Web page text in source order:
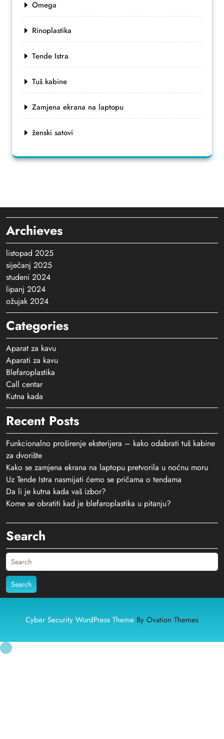
Omega
Rinoplastika
Tende Istra
Tuš kabine
Zamjena ekrana na laptopu
ženski satovi
Archieves
listopad 2025
siječanj 2025
studeni 2024
lipanj 2024
ožujak 2024
Categories
Aparat za kavu
Aparati za kavu
Blefaroplastika
Call centar
Kutna kada
Recent Posts
Funkcionalno proširenje eksterijera – kako odabrati tuš kabine
za dvorište
Kako se zamjena ekrana na laptopu pretvorila u noćnu moru
Uz Tende Istra nasmijati ćemo se pričama o tendama
Da li je kutna kada vaš izbor?
Kome se obratiti kad je blefaroplastika u pitanju?
Search
Search
Cyber Security WordPress Theme By Ovation Themes